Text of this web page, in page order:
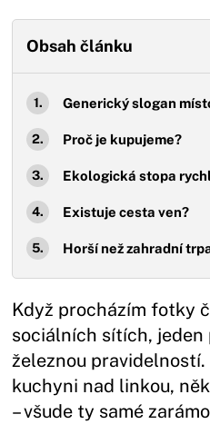
Obsah článku
Generický slogan
Proč je kupujeme?
Ekologická stopa
Existuje cesta ven?
Horší než zahradní
Když procházím fotky
sociálních sítích, jeden
železnou pravidelností.
kuchyni nad linkou,
– všude ty samé